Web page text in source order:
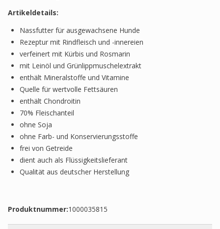
Artikeldetails:
Nassfutter für ausgewachsene Hunde
Rezeptur mit Rindfleisch und -innereien
verfeinert mit Kürbis und Rosmarin
mit Leinöl und Grünlippmuschelextrakt
enthält Mineralstoffe und Vitamine
Quelle für wertvolle Fettsäuren
enthält Chondroitin
70% Fleischanteil
ohne Soja
ohne Farb- und Konservierungsstoffe
frei von Getreide
dient auch als Flüssigkeitslieferant
Qualität aus deutscher Herstellung
Produktnummer:1000035815